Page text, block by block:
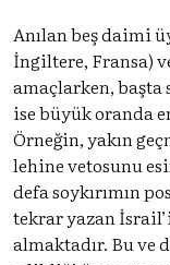
Anılan beş daimi
İngiltere, Fransa)
amaçlarken,
ise büyük oranda
Örneğin, yakın
lehine vetosunu
defa soykırımın
tekrar yazan
almaktadır. Bu ve